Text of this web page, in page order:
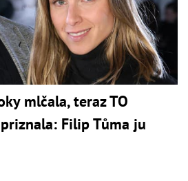
mlčala, teraz TO
Filip Tůma ju